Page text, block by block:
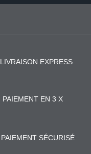
LIVRAISON EXPRESS
PAIEMENT EN 3 X
PAIEMENT SÉCURISÉ